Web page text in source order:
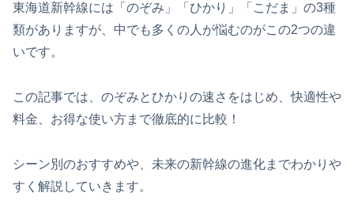
東海道新幹線には「のぞみ」「ひかり」「こだま」の3種
類がありますが、中でも多くの人が悩むのがこの2つの違
いです。
この記事では、のぞみとひかりの速さをはじめ、快適性や
料金、お得な使い方まで徹底的に比較！
シーン別のおすすめや、未来の新幹線の進化までわかりや
すく解説していきます。